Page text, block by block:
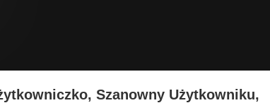
Wyświetl nową zawartość
Szanowny Użytkowniku,